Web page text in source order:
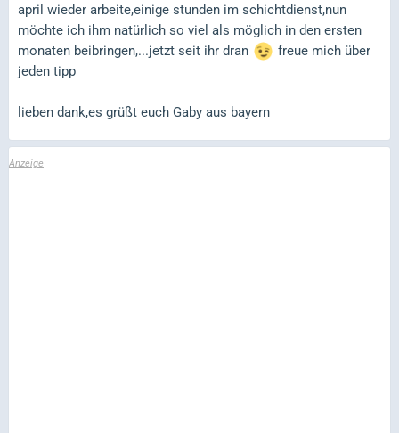
april wieder arbeite,einige stunden im schichtdienst,nun
möchte ich ihm natürlich so viel als möglich in den ersten
monaten beibringen,...jetzt seit ihr dran
freue mich über
jeden tipp
lieben dank,es grüßt euch Gaby aus bayern